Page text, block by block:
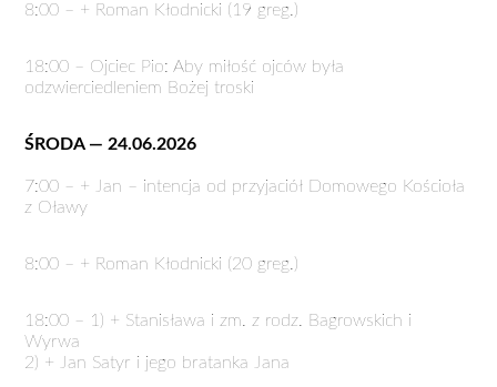
8:00 – + Roman Kłodnicki (19 greg.)
18:00 – Ojciec Pio: Aby miłość ojców była
odzwierciedleniem Bożej troski
ŚRODA — 24.06.2026
7:00 – + Jan – intencja od przyjaciół Domowego Kościoła
z Oławy
8:00 – + Roman Kłodnicki (20 greg.)
18:00 – 1) + Stanisława i zm. z rodz. Bagrowskich i
Wyrwa
2) + Jan Satyr i jego bratanka Jana